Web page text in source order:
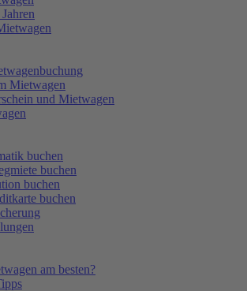
Mietwagen
und Mietwagen
buchen
buchen
buchen
buchen
am besten?